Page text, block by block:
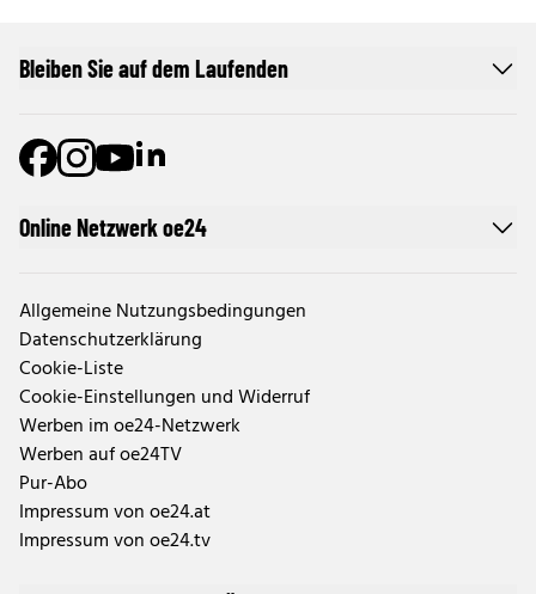
Online Netzwerk oe24
Allgemeine Nutzungsbedingungen
Datenschutzerklärung
Cookie-Liste
Cookie-Einstellungen und Widerruf
Werben im oe24-Netzwerk
Werben auf oe24TV
Pur-Abo
Impressum von oe24.at
Impressum von oe24.tv
Bleiben Sie auf dem Laufenden